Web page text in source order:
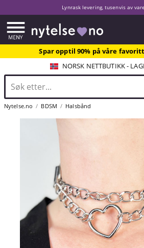
Lynrask levering, tusenvis av
Spar opptil 90% på våre
NORSK NETTBUTIKK -
Nytelse.no BDSM Halsbånd